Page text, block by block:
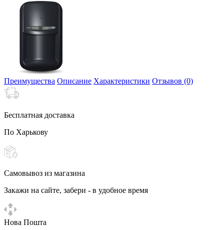
Преимущества Описание Характеристики Отзывов (0)
Бесплатная доставка
По Харькову
Самовывоз из магазина
Закажи на сайте, забери - в удобное время
Нова Пошта